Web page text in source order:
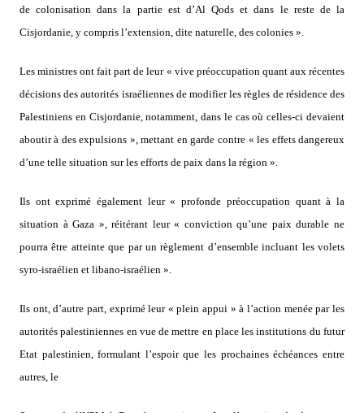
de colonisation dans la partie est d’Al Qods et dans le reste de la
Cisjordanie, y compris l’extension, dite naturelle, des colonies ».
Les ministres ont fait part de leur « vive préoccupation quant aux récentes
décisions des autorités israéliennes de modifier les règles de résidence des
Palestiniens en Cisjordanie, notamment, dans le cas où celles-ci devaient
aboutir à des expulsions », mettant en garde contre « les effets dangereux
d’une telle situation sur les efforts de paix dans la région ».
Ils ont exprimé également leur « profonde préoccupation quant à la
situation à Gaza », réitérant leur « conviction qu’une paix durable ne
pourra être atteinte que par un règlement d’ensemble incluant les volets
syro-israélien et libano-israélien ».
Ils ont, d’autre part, exprimé leur « plein appui » à l’action menée par les
autorités palestiniennes en vue de mettre en place les institutions du futur
Etat palestinien, formulant l’espoir que les prochaines échéances entre
autres, le